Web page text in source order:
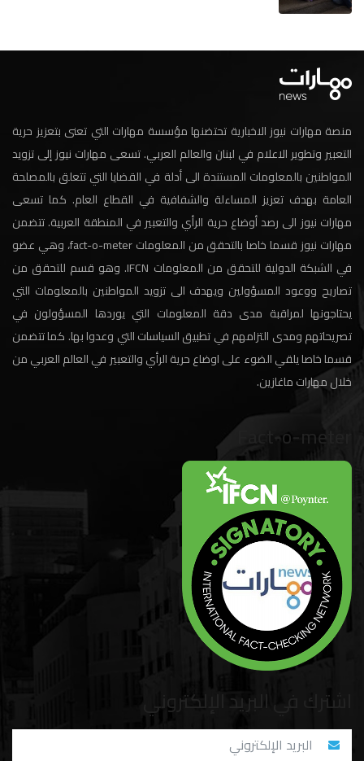
منصة مهارات نيوز الاخبارية تحتضنها مؤسسة مهارات التي تعنى بتعزيز حرية
التعبير وتطوير الاعلام في لبنان والعالم العربي. تسعى مهارات نيوز إلى تزويد
المواطنين بالمعلومات المستندة الى أدلة في القضايا التي تتعلق بالمصلحة
العامة بهدف تعزيز المساءلة والشفافية في القطاع العام. كما تسعى
مهارات نيوز الى رصد أوضاع حرية الرأي والتعبير في المنطقة العربية. تتضمن
مهارات نيوز قسما خاصا بالتحقق من المعلومات fact-o-meter، وهي عضو
في الشبكة الدولية للتحقق من المعلومات IFCN. وهو قسم للتحقق من
تصاريح ووعود المسؤولين ويهدف الى تزويد المواطنين بالمعلومات التي
يحتاجونها لمراقبة مدى دقة المعلومات التي يوردها المسؤولون في
تصريحاتهم ومدى التزامهم في تطبيق السياسات التي وعدوا بها. كما تتضمن
قسما خاصا يلقي الضوء على اوضاع حرية الرأي والتعبير في العالم العربي من
خلال مهارات ماغازين.
Fact-o-meter
اشترك في البريد الإلكتروني